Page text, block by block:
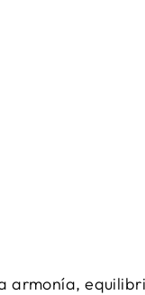
armonía,